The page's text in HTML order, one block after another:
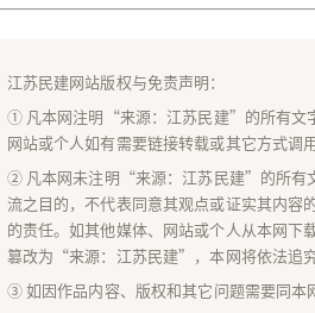
江苏民建网站版权与免责声明：
① 凡本网注明“来源：江苏民建”的所有文
网站或个人如有需要链接转载或其它方式
② 凡本网未注明“来源：江苏民建”的所有
流之目的，不代表同意其观点或证实其内容
的责任。如其他媒体、网站或个人从本网
篡改为“来源：江苏民建”，本网将依法追究
③ 如因作品内容、版权和其它问题需要同本